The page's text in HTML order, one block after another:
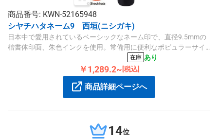
商品番号: KWN-52165948
シヤチハタネーム9 西垣(ニシガキ)
日本中で愛用されているベーシックなネーム印で、直径9.5mmの
楷書体印面、朱色インクを使用。常備用に便利なポピュラーサイ
ズで、専用補充インキにも対応しています。
在庫 あり
￥1,289.2~[税込]
商品詳細ページへ
14位